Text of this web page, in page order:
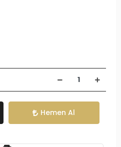
Hemen Al